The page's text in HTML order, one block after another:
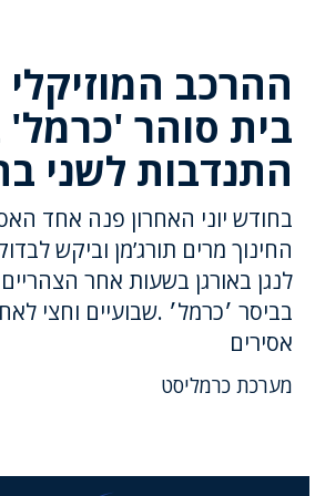
ההרכב
בית סוהר
התנדבות לשני
בחודש יוני האחרון פנה אחד
החינוך מרים תורג’מן וביקש
לנגן באורגן בשעות אחר
אסירים
מערכת כרמליסט